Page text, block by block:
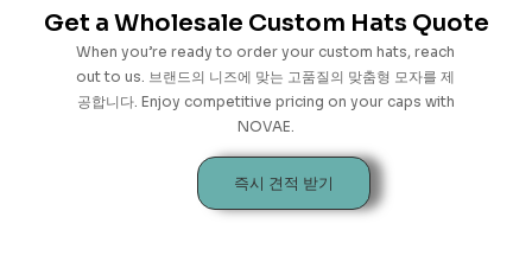
Get a Wholesale Custom Hats Quote
When you’re ready to order your custom hats, reach
out to us. 브랜드의 니즈에 맞는 고품질의 맞춤형 모자를 제
공합니다. Enjoy competitive pricing on your caps with
NOVAE.
즉시 견적 받기